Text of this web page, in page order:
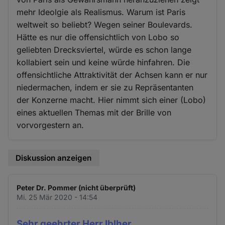
mehr Ideolgie als Realismus. Warum ist Paris
weltweit so beliebt? Wegen seiner Boulevards.
Hätte es nur die offensichtlich von Lobo so
geliebten Drecksviertel, würde es schon lange
kollabiert sein und keine würde hinfahren. Die
offensichtliche Attraktivität der Achsen kann er nur
niedermachen, indem er sie zu Repräsentanten
der Konzerne macht. Hier nimmt sich einer (Lobo)
eines aktuellen Themas mit der Brille von
vorvorgestern an.
Diskussion anzeigen
Peter Dr. Pommer (nicht überprüft)
Mi. 25 Mär 2020 - 14:54